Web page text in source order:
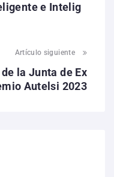
e Intelig
Artículo siguiente
la Junta de Ex
Autelsi 2023